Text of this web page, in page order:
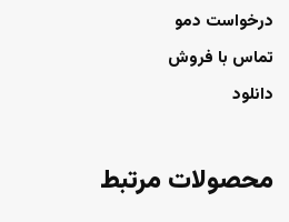
درخواست دمو
تماس با فروش
دانلود
محصولات مرتبط